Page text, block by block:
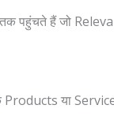
पहुंचते हैं जो
या